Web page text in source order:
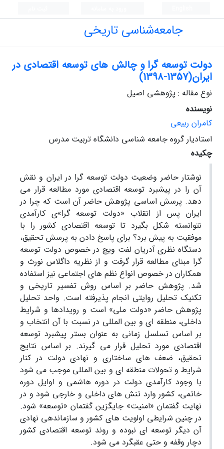
جامعه‌شناسی تاریخی
دولت توسعه گرا و چالش های توسعه اقتصادی در
ایران(1357-1398)
نوع مقاله : پژوهشی اصیل
نویسنده
کامران ربیعی
استادیار گروه جامعه شناسی دانشگاه تربیت مدرس
چکیده
نوشتار حاضر وضعیت دولت توسعه گرا در ایران و نقش
آن را در پیشبرد توسعه اقتصادی مورد مطالعه قرار می
دهد. پرسش اساسی پژوهش حاضر آن است که چرا در
ایران پس از انقلاب «دولت توسعه گرا»ی کارآمدی
نتوانسته شکل بگیرد تا توسعه اقتصادی کشور را با
موفقیت به پیش برد؟ برای پاسخ دادن به پرسش تحقیق،
دستگاه نظری آدریان لفت ویچ در خصوص دولت توسعه
گرا مبنای مطالعه قرار گرفت و از نظریه داگلاس نورث و
همکاران در خصوص انواع نظم های اجتماعی نیز استفاده
شد. پژوهش حاضر بر اساس روش تفسیر تاریخی و
تکنیک تحلیل روایتی انجام پذیرفته است. واحد تحلیل
پژوهش حاضر «دولت ملی» است و رویدادها و شرایط
داخلی، منطقه ای و بین المللی در نسبت با آن انتخاب و
بر اساس تسلسل زمانی به عنوان بستر پیشبرد توسعه
اقتصادی مورد تحلیل قرار می گیرند. بر اساس نتایج
تحقیق، ضعف های ساختاری و نهادی دولت در کنار
شرایط و تحولات منطقه ای و بین المللی موجب می شود
با وجود کارآمدی دولت در دوره هاشمی و اوایل دوره
خاتمی، کشور وارد تنش های داخلی و خارجی شود و در
نهایت گفتمان «امنیت» جایگزین گفتمان «توسعه» شود.
در چنین شرایطی اولویت های کشور و سازماندهی نهادی
آن دیگر توسعه ای نبوده و روند توسعه اقتصادی کشور
دچار وقفه و حتی عقبگرد می شود.